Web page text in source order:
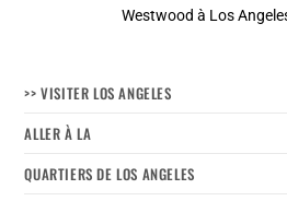
Westwood à Los
>> VISITER LOS ANGELES
ALLER À LA
QUARTIERS DE LOS ANGELES